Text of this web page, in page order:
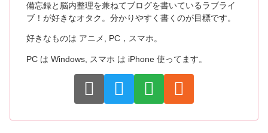
備忘録と脳内整理を兼ねてブログを書いているラブライ
ブ！が好きなオタク。分かりやすく書くのが目標です。
好きなものは アニメ, PC，スマホ。
PC は Windows, スマホ は iPhone 使ってます。